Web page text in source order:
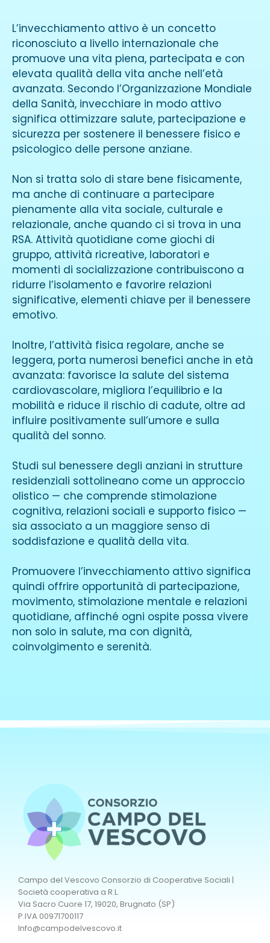
L’invecchiamento attivo è un concetto
riconosciuto a livello internazionale che
promuove una vita piena, partecipata e con
elevata qualità della vita anche nell’età
avanzata. Secondo l’Organizzazione Mondiale
della Sanità, invecchiare in modo attivo
significa ottimizzare salute, partecipazione e
sicurezza per sostenere il benessere fisico e
psicologico delle persone anziane.
Non si tratta solo di stare bene fisicamente,
ma anche di continuare a partecipare
pienamente alla vita sociale, culturale e
relazionale, anche quando ci si trova in una
RSA. Attività quotidiane come giochi di
gruppo, attività ricreative, laboratori e
momenti di socializzazione contribuiscono a
ridurre l’isolamento e favorire relazioni
significative, elementi chiave per il benessere
emotivo.
Inoltre, l’attività fisica regolare, anche se
leggera, porta numerosi benefici anche in età
avanzata: favorisce la salute del sistema
cardiovascolare, migliora l’equilibrio e la
mobilità e riduce il rischio di cadute, oltre ad
influire positivamente sull’umore e sulla
qualità del sonno.
Studi sul benessere degli anziani in strutture
residenziali sottolineano come un approccio
olistico — che comprende stimolazione
cognitiva, relazioni sociali e supporto fisico —
sia associato a un maggiore senso di
soddisfazione e qualità della vita.
Promuovere l’invecchiamento attivo significa
quindi offrire opportunità di partecipazione,
movimento, stimolazione mentale e relazioni
quotidiane, affinché ogni ospite possa vivere
non solo in salute, ma con dignità,
coinvolgimento e serenità.
Campo del Vescovo Consorzio di Cooperative Sociali |
Società cooperativa a R.L.
Via Sacro Cuore 17, 19020, Brugnato (SP)
P.IVA 00971700117
Info@campodelvescovo.it